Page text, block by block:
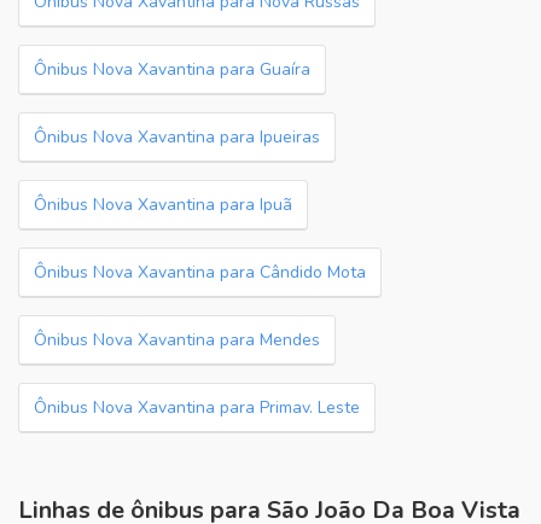
Ônibus Nova Xavantina para Guaíra
Ônibus Nova Xavantina para Ipueiras
Ônibus Nova Xavantina para Ipuã
Ônibus Nova Xavantina para Cândido Mota
Ônibus Nova Xavantina para Mendes
Ônibus Nova Xavantina para Primav. Leste
Linhas de ônibus para São João Da Boa Vista